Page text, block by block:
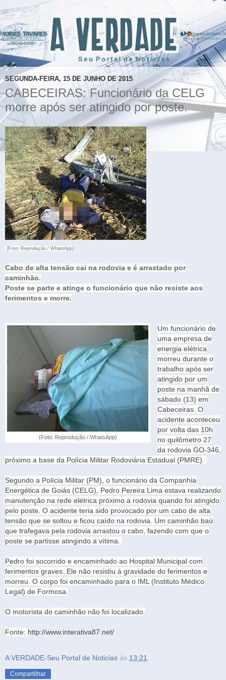
SEGUNDA-FEIRA, 15 DE JUNHO DE 2015
CABECEIRAS: Funcionário da CELG
morre após ser atingido por poste.
(Foto: Reprodução / WhatsApp)
Cabo de alta tensão cai na rodovia e é arrastado por
caminhão.
Poste se parte e atinge o funcionário que não resiste aos
ferimentos e morre.
(Foto: Reprodução / WhatsApp)
Um funcionário de
uma empresa de
energia elétrica
morreu durante o
trabalho após ser
atingido por um
poste na manhã de
sábado (13) em
Cabeceiras. O
acidente aconteceu
por volta das 10h
no quilômetro 27
da rodovia GO-346,
próximo a base da Polícia Militar Rodoviária Estadual (PMRE).
Segundo a Polícia Militar (PM), o funcionário da Companhia
Energética de Goiás (CELG), Pedro Pereira Lima estava realizando
manutenção na rede elétrica próximo a rodovia quando foi atingido
pelo poste. O acidente teria sido provocado por um cabo de alta
tensão que se soltou e ficou caído na rodovia. Um caminhão baú
que trafegava pela rodovia arrastou o cabo, fazendo com que o
poste se partisse atingindo a vítima.
Pedro foi socorrido e encaminhado ao Hospital Municipal com
ferimentos graves. Ele não resistiu à gravidade do ferimentos e
morreu. O corpo foi encaminhado para o IML (Instituto Médico
Legal) de Formosa.
O motorista do caminhão não foi localizado.
Fonte: http://www.interativa87.net/
A VERDADE-Seu Portal de Noticias às 13:21
Compartilhar